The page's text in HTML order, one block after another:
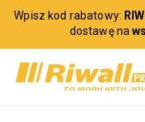
Wpisz kod rabatowy:
dostawę na